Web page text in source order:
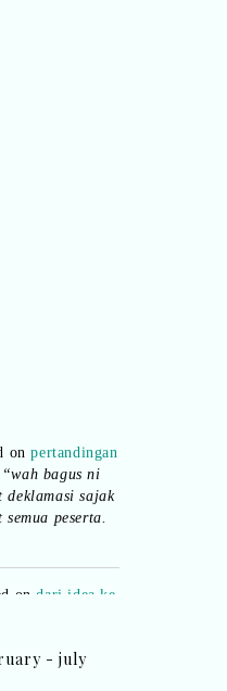
“wah bagus ni
sajak
peserta.
ondari idea ke
:“Selain
- july